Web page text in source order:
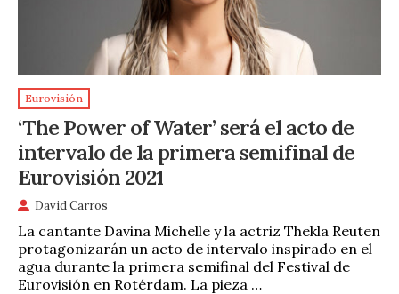
Eurovisión
‘The Power of Water’ será el acto de
intervalo de la primera semifinal de
Eurovisión 2021
David Carros
La cantante Davina Michelle y la actriz Thekla Reuten
protagonizarán un acto de intervalo inspirado en el
agua durante la primera semifinal del Festival de
Eurovisión en Rotérdam. La pieza …